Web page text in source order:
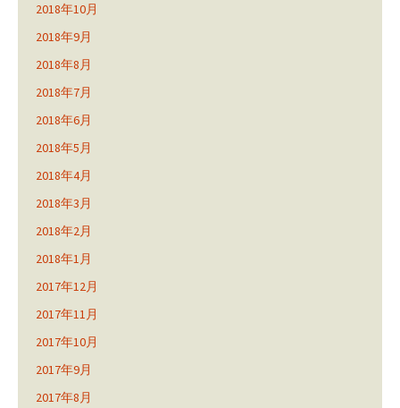
2018年10月
2018年9月
2018年8月
2018年7月
2018年6月
2018年5月
2018年4月
2018年3月
2018年2月
2018年1月
2017年12月
2017年11月
2017年10月
2017年9月
2017年8月